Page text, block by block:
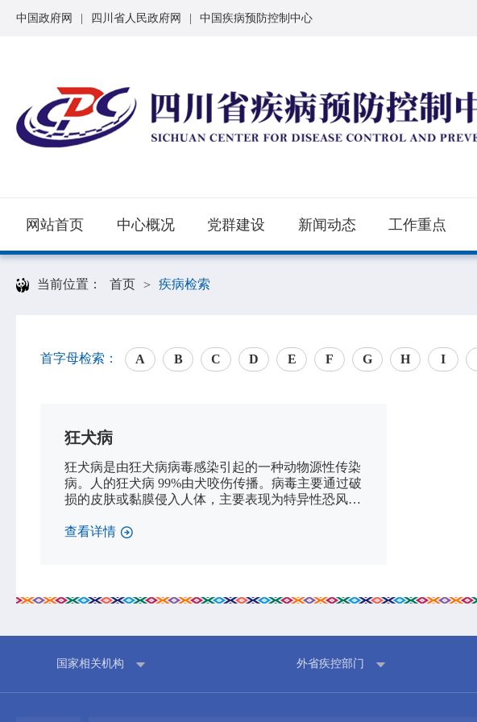
网站首页
中心简介
领导信息
中国政府网 | 四川省人民政府网 | 中国疾病预防控制中心
网站首页 中心概况 党群建设 新闻动态 工作重点
当前位置： 首页 > 疾病检索
首字母检索： A B C D E F G H I
狂犬病
狂犬病是由狂犬病病毒感染引起的一种动物源性传染
病。人的狂犬病 99%由犬咬伤传播。病毒主要通过破
损的皮肤或黏膜侵入人体，主要表现为特异性恐风、
查看详情
国家相关机构 外省疾控部门